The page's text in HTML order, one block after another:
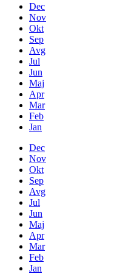
Dec
Nov
Okt
Sep
Avg
Jul
Jun
Maj
Apr
Mar
Feb
Jan
Dec
Nov
Okt
Sep
Avg
Jul
Jun
Maj
Apr
Mar
Feb
Jan